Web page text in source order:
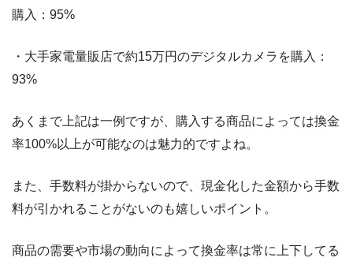
購入：95%
・大手家電量販店で約15万円のデジタルカメラを購入：
93%
あくまで上記は一例ですが、購入する商品によっては換金
率100%以上が可能なのは魅力的ですよね。
また、手数料が掛からないので、現金化した金額から手数
料が引かれることがないのも嬉しいポイント。
商品の需要や市場の動向によって換金率は常に上下してる